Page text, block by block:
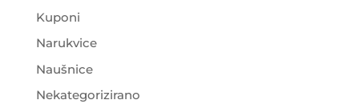
Kuponi
Narukvice
Naušnice
Nekategorizirano